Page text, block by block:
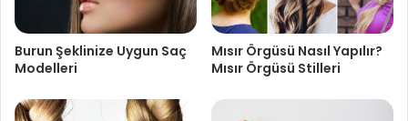
Burun Şeklinize Uygun Saç
Modelleri
Mısır Örgüsü Nasıl Yapılır?
Mısır Örgüsü Stilleri